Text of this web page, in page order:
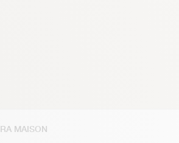
MAISON